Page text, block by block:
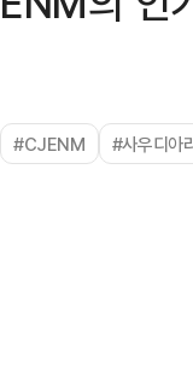
#CJENM #사우디아